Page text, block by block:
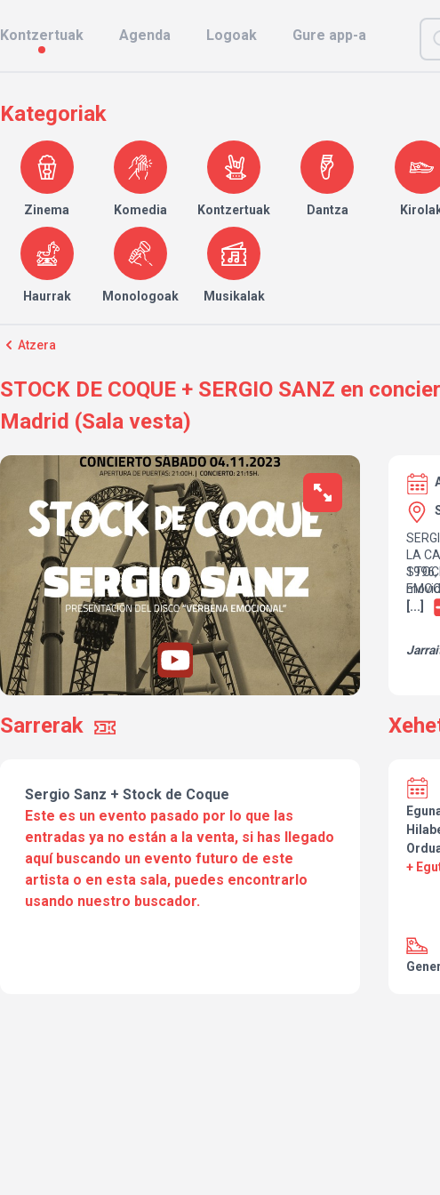
Kontzertuak Agenda Logoak Gure app-a
Kategoriak
Zinema Komedia Kontzertuak Dantza
Haurrak Monologoak Musikalak
Atzera
STOCK DE COQUE + SERGIO SANZ en
Madrid (Sala vesta)
LA
1996,
con
a los
su
[...]
Sarrerak
Sergio Sanz + Stock de Coque
Este es un evento pasado por lo que las
entradas ya no están a la venta, si has llegado
aquí buscando un evento futuro de este
artista o en esta sala, puedes encontrarlo
usando nuestro buscador.
+